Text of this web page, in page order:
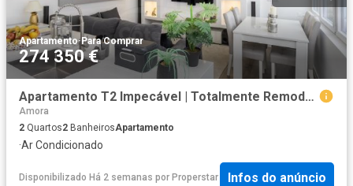
Apartamento·Para Comprar
274 350 €
Apartamento T2 Impecável | Totalmente Remodelado | Smart Home | Fogueteiro Seixal
Amora
2 Quartos2 BanheirosApartamento
·Ar Condicionado
Disponibilizado Há 2 semanas por Properstar Infos do anúncio